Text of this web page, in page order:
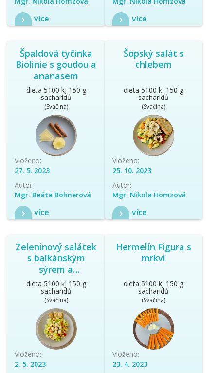
více více
Špaldová tyčinka
Biolinie s goudou a
ananasem
dieta 5100 kJ 150 g
sacharidů
(Svačina)
Vloženo:
27. 5. 2023
Autor:
Mgr. Beáta Bohnerová
více
Šopský salát s
chlebem
dieta 5100 kJ 150 g
sacharidů
(Svačina)
Vloženo:
25. 10. 2023
Autor:
Mgr. Nikola Homzová
více
Zeleninový salátek
s balkánským
sýrem a
knäckebrotem
dieta 5100 kJ 150 g
sacharidů
(Svačina)
Vloženo:
2. 5. 2023
Hermelín Figura s
mrkví
dieta 5100 kJ 150 g
sacharidů
(Svačina)
Vloženo:
23. 4. 2023